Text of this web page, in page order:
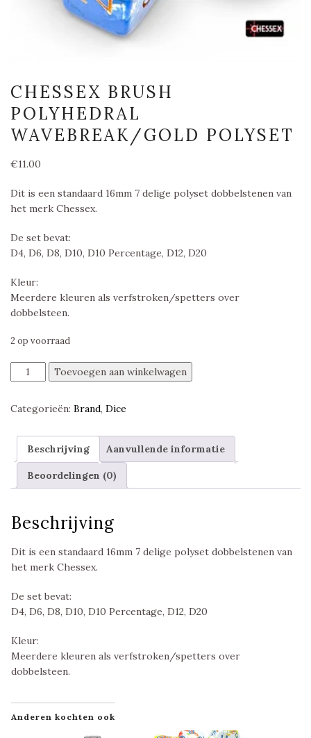
CHESSEX BRUSH
POLYHEDRAL
WAVEBREAK/GOLD POLYSET
€11.00
Dit is een standaard 16mm 7 delige polyset dobbelstenen van
het merk Chessex.
De set bevat:
D4, D6, D8, D10, D10 Percentage, D12, D20
Kleur:
Meerdere kleuren als verfstroken/spetters over
dobbelsteen.
2 op voorraad
Chessex
Brush
Wavebreak/gold
aantal
Toevoegen aan winkelwagen
Categorieën: Brand, Dice
Beschrijving Aanvullende informatie
Beoordelingen (0)
Beschrijving
Dit is een standaard 16mm 7 delige polyset dobbelstenen van
het merk Chessex.
De set bevat:
D4, D6, D8, D10, D10 Percentage, D12, D20
Kleur:
Meerdere kleuren als verfstroken/spetters over
dobbelsteen.
Anderen kochten ook